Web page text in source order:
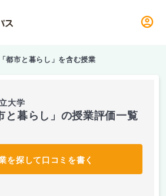
「都市と暮らし」を含む授業
大学
と暮らし」の授業評価一覧
を探して口コミを書く